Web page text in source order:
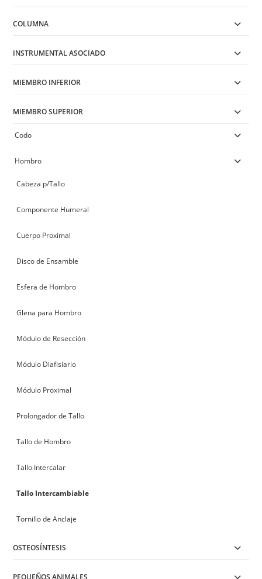
COLUMNA
INSTRUMENTAL ASOCIADO
MIEMBRO INFERIOR
MIEMBRO SUPERIOR
Codo
Hombro
Cabeza p/Tallo
Componente Humeral
Cuerpo Proximal
Disco de Ensamble
Esfera de Hombro
Glena para Hombro
Módulo de Resección
Módulo Diafisiario
Módulo Proximal
Prolongador de Tallo
Tallo de Hombro
Tallo Intercalar
Tallo Intercambiable
Tornillo de Anclaje
OSTEOSÍNTESIS
PEQUEÑOS ANIMALES